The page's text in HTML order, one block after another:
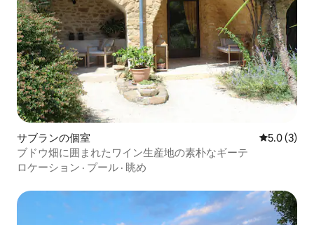
サブランの個室 レビュー3
5.0 (3)
ブドウ畑に囲まれたワイン生産地の素朴なギーテ
ロケーション · プール · 眺め